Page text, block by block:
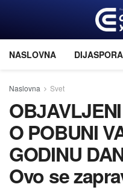
NASLOVNA DIJASPORA
Naslovna Svet
O POBUNI
GODINU
Ovo se